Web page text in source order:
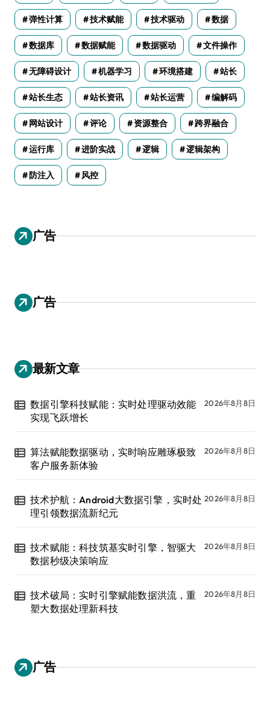
弹性计算 技术赋能 技术驱动 数据
数据库 数据赋能 数据驱动 文件操作
无障碍设计 机器学习 环境搭建 站长
站长生态 站长资讯 站长运营 编解码
网站设计 评论 资源整合 跨界融合
运行库 进阶实战 逻辑 逻辑架构
防注入 风控
广告
广告
最新文章
数据引擎科技赋能：实时处理驱动效能
实现飞跃增长
2026年8月8日
算法赋能数据驱动，实时响应雕琢极致
客户服务新体验
2026年8月8日
技术护航：Android大数据引擎，实时处
理引领数据流新纪元
2026年8月8日
技术赋能：科技筑基实时引擎，智驱大
数据秒级决策响应
2026年8月8日
技术破局：实时引擎赋能数据洪流，重
塑大数据处理新科技
2026年8月8日
广告